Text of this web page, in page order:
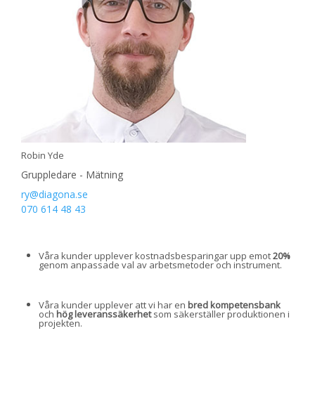
Robin Yde
Gruppledare - Mätning
ry@diagona.se
070 614 48 43
Våra kunder upplever kostnadsbesparingar upp emot20%
genom anpassade val av arbetsmetoder och instrument.
Våra kunder upplever att vi har en bred kompetensbank
och hög leveranssäkerhetsom säkerställer produktionen i
projekten.